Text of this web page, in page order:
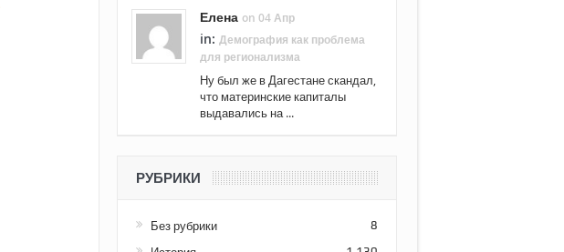
Елена on 04 Апр
in: Демография как проблема
для регионализма
Ну был же в Дагестане скандал,
что материнские капиталы
выдавались на ...
РУБРИКИ
Без рубрики 8